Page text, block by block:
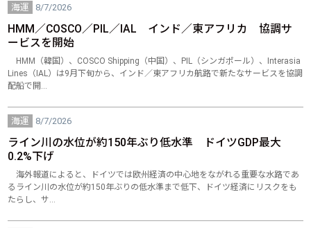
海運 8/7/2026
HMM／COSCO／PIL／IAL インド／東アフリカ 協調サ
ービスを開始
HMM（韓国）、COSCO Shipping（中国）、PIL（シンガポール）、Interasia
Lines（IAL）は9月下旬から、インド／東アフリカ航路で新たなサービスを協調
配船で開…
海運 8/7/2026
ライン川の水位が約150年ぶり低水準 ドイツGDP最大
0.2%下げ
海外報道によると、ドイツでは欧州経済の中心地をながれる重要な水路であ
るライン川の水位が約150年ぶりの低水準まで低下、ドイツ経済にリスクをも
たらし、サ…